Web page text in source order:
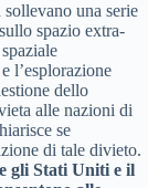
una serie
sullo spazio extra-
l’esplorazione
dello
alle nazioni di
se
di tale divieto.
gli Stati Uniti e il